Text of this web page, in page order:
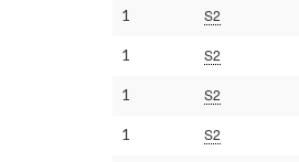
1 S2
1 S2
1 S2
1 S2